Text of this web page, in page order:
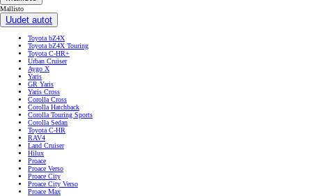
Mallisto
Uudet autot
Toyota bZ4X
Toyota bZ4X Touring
Toyota C-HR+
Urban Cruiser
Aygo X
Yaris
GR Yaris
Yaris Cross
Corolla Cross
Corolla Hatchback
Corolla Touring Sports
Corolla Sedan
Toyota C-HR
RAV4
Land Cruiser
Hilux
Proace
Proace Verso
Proace City
Proace City Verso
Proace Max